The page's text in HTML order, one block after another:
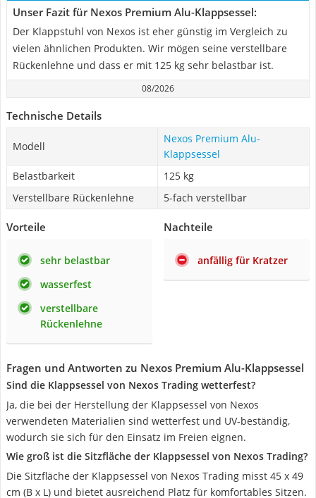
Unser Fazit für Nexos Premium Alu-Klappsessel:
Der Klappstuhl von Nexos ist eher günstig im Vergleich zu
vielen ähnlichen Produkten. Wir mögen seine verstellbare
Rückenlehne und dass er mit 125 kg sehr belastbar ist.
08/2026
Technische Details
Modell
Nexos Premium Alu-
Klappsessel
Belastbarkeit
125 kg
Verstellbare Rückenlehne
5-fach verstellbar
Vorteile
sehr belastbar
wasserfest
verstellbare
Rückenlehne
Nachteile
anfällig für Kratzer
Fragen und Antworten zu Nexos Premium Alu-Klappsessel
Sind die Klappsessel von Nexos Trading wetterfest?
Ja, die bei der Herstellung der Klappsessel von Nexos
verwendeten Materialien sind wetterfest und UV-beständig,
wodurch sie sich für den Einsatz im Freien eignen.
Wie groß ist die Sitzfläche der Klappsessel von Nexos Trading?
Die Sitzfläche der Klappsessel von Nexos Trading misst 45 x 49
cm (B x L) und bietet ausreichend Platz für komfortables Sitzen.